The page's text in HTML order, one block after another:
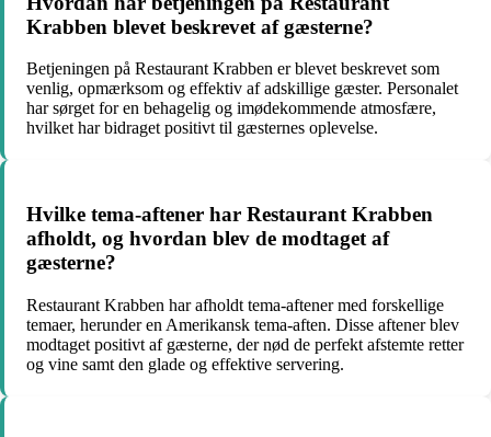
Krabben blevet beskrevet af gæsterne?
Betjeningen på Restaurant Krabben er blevet beskrevet som
venlig, opmærksom og effektiv af adskillige gæster. Personalet
har sørget for en behagelig og imødekommende atmosfære,
hvilket har bidraget positivt til gæsternes oplevelse.
Hvilke tema-aftener har Restaurant Krabben
afholdt, og hvordan blev de modtaget af
gæsterne?
Restaurant Krabben har afholdt tema-aftener med forskellige
temaer, herunder en Amerikansk tema-aften. Disse aftener blev
modtaget positivt af gæsterne, der nød de perfekt afstemte retter
og vine samt den glade og effektive servering.